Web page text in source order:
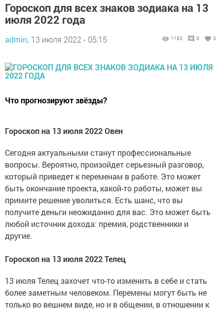
Гороскоп для всех знаков зодиака на 13
июля 2022 года
admin, 13 июля 2022 - 05:15 1183 0 0
Что прогнозируют звёзды?
Гороскоп на 13 июля 2022 Овен
Сегодня актуальными станут профессиональные
вопросы. Вероятно, произойдет серьезный разговор,
который приведет к переменам в работе. Это может
быть окончание проекта, какой-то работы, может вы
примите решение уволиться. Есть шанс, что вы
получите деньги неожиданно для вас. Это может быть
любой источник дохода: премия, родственники и
другие.
Гороскоп на 13 июля 2022 Телец
13 июля Телец захочет что-то изменить в себе и стать
более заметным человеком. Перемены могут быть не
только во вешнем виде, но и в общении, в отношении к